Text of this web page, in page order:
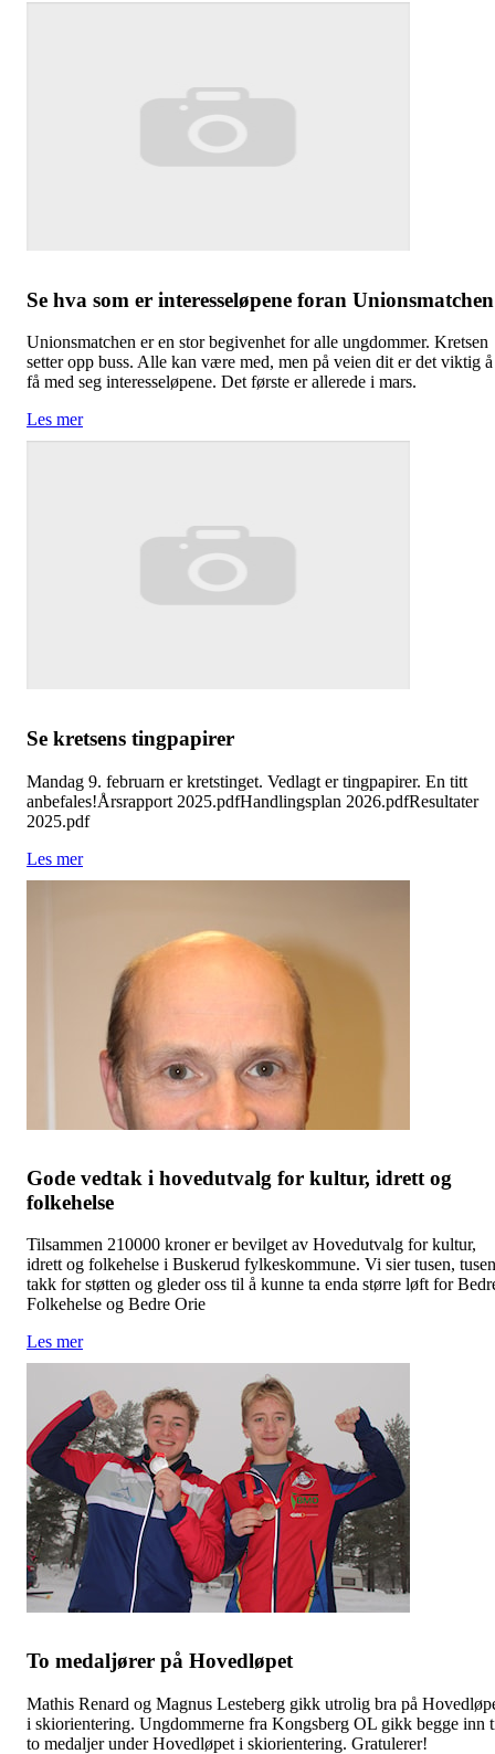
Se hva som er interesseløpene foran Unionsmatchen
Unionsmatchen er en stor begivenhet for alle ungdommer. Kretsen
setter opp buss. Alle kan være med, men på veien dit er det viktig å
få med seg interesseløpene. Det første er allerede i mars.
Les mer
Se kretsens tingpapirer
Mandag 9. februarn er kretstinget. Vedlagt er tingpapirer. En titt
anbefales!Årsrapport 2025.pdfHandlingsplan 2026.pdfResultater
2025.pdf
Les mer
Gode vedtak i hovedutvalg for kultur, idrett og
folkehelse
Tilsammen 210000 kroner er bevilget av Hovedutvalg for kultur,
idrett og folkehelse i Buskerud fylkeskommune. Vi sier tusen, tusen
takk for støtten og gleder oss til å kunne ta enda større løft for
Folkehelse og Bedre Orie
Les mer
To medaljører på Hovedløpet
Mathis Renard og Magnus Lesteberg gikk utrolig bra på
i skiorientering. Ungdommerne fra Kongsberg OL gikk begge inn
to medaljer under Hovedløpet i skiorientering. Gratulerer!